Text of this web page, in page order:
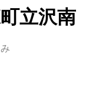
立沢南